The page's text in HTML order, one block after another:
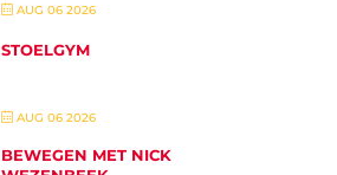
AUG 06 2026
STOELGYM
AUG 06 2026
BEWEGEN MET NICK